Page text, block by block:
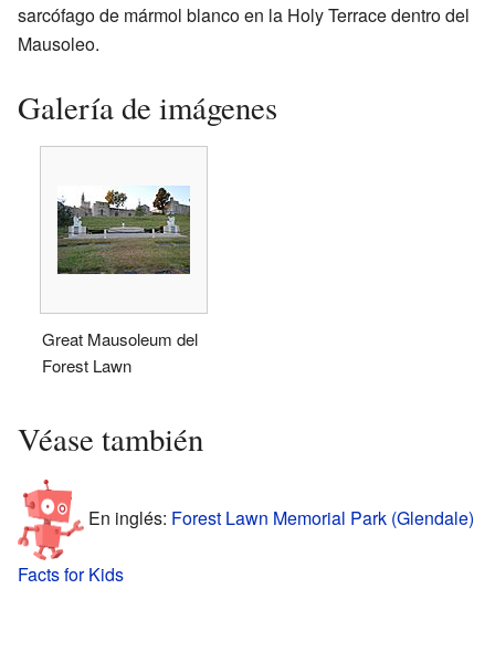
sarcófago de mármol blanco en la Holy Terrace dentro del
Mausoleo.
Galería de imágenes
Great Mausoleum del
Forest Lawn
Véase también
En inglés: Forest Lawn Memorial Park (Glendale)
Facts for Kids